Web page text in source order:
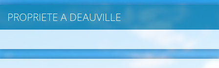
PROPRIETE A DEAUVILLE